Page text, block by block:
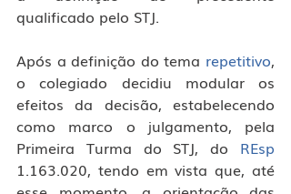
qualificado pelo STJ.
Após a definição do tema repetitivo,
o colegiado decidiu modular os
efeitos da decisão, estabelecendo
como marco o julgamento, pela
Primeira Turma do STJ, do REsp
1.163.020, tendo em vista que, até